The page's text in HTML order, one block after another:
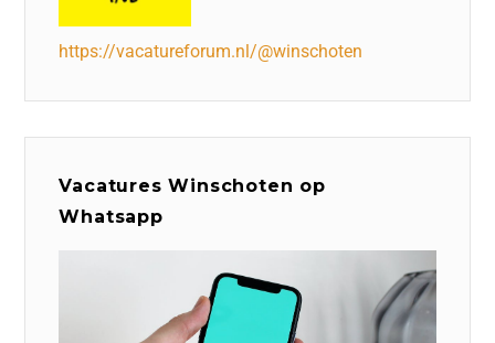
https://vacatureforum.nl/@winschoten
Vacatures Winschoten op
Whatsapp